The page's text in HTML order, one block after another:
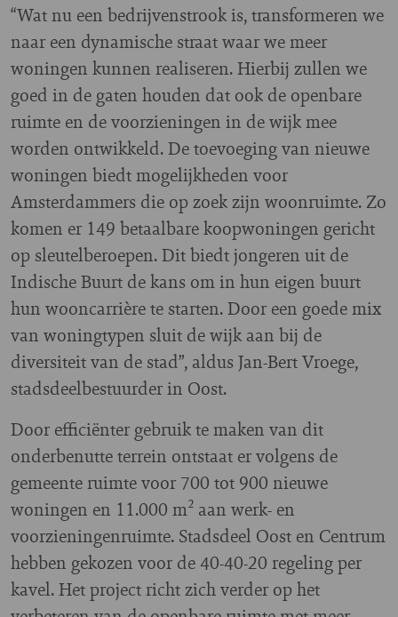
“Wat nu een bedrijvenstrook is, transformeren we
naar een dynamische straat waar we meer
woningen kunnen realiseren. Hierbij zullen we
goed in de gaten houden dat ook de openbare
ruimte en de voorzieningen in de wijk mee
worden ontwikkeld. De toevoeging van nieuwe
woningen biedt mogelijkheden voor
Amsterdammers die op zoek zijn woonruimte. Zo
komen er 149 betaalbare koopwoningen gericht
op sleutelberoepen. Dit biedt jongeren uit de
Indische Buurt de kans om in hun eigen buurt
hun wooncarrière te starten. Door een goede mix
van woningtypen sluit de wijk aan bij de
diversiteit van de stad”, aldus Jan-Bert Vroege,
stadsdeelbestuurder in Oost.
Door efficiënter gebruik te maken van dit
onderbenutte terrein ontstaat er volgens de
gemeente ruimte voor 700 tot 900 nieuwe
woningen en 11.000 m² aan werk- en
voorzieningenruimte. Stadsdeel Oost en Centrum
hebben gekozen voor de 40-40-20 regeling per
kavel. Het project richt zich verder op het